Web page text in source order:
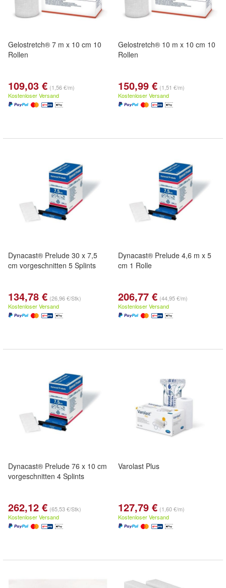
Gelostretch® 7 m x 10 cm 10
Rollen
109,03 € (1,56 €/m)
Kostenloser Versand
Gelostretch® 10 m x 10 cm 10
Rollen
150,99 € (1,51 €/m)
Kostenloser Versand
Dynacast® Prelude 30 x 7,5
cm vorgeschnitten 5 Splints
134,78 € (26,96 €/Stk)
Kostenloser Versand
Dynacast® Prelude 4,6 m x 5
cm 1 Rolle
206,77 € (44,95 €/m)
Kostenloser Versand
Dynacast® Prelude 76 x 10 cm
vorgeschnitten 4 Splints
262,12 € (65,53 €/Stk)
Kostenloser Versand
Varolast Plus
127,79 € (1,60 €/m)
Kostenloser Versand